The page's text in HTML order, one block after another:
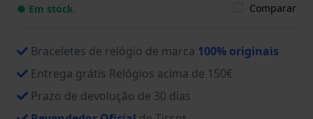
● Em stock Comparar
Braceletes de relógio de marca 100% originais
Entrega grátis Relógios acima de 150€
Prazo de devolução de 30 dias